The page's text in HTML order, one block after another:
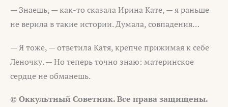
— Знаешь, — как-то сказала Ирина Кате, — я раньше
не верила в такие истории. Думала, совпадения…
— Я тоже, — ответила Катя, крепче прижимая к себе
Леночку. — Но теперь точно знаю: материнское
сердце не обманешь.
© Оккультный Советник. Все права защищены.